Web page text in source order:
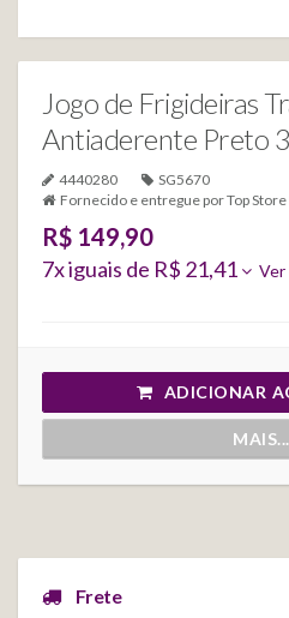
Jogo de Frigideiras
Antiaderente Preto
4440280
SG5670
Fornecido e entregue porTop
R$ 149,90
7x iguais de R$ 21,41 Ver
ADICIONAR
MAIS...
Frete